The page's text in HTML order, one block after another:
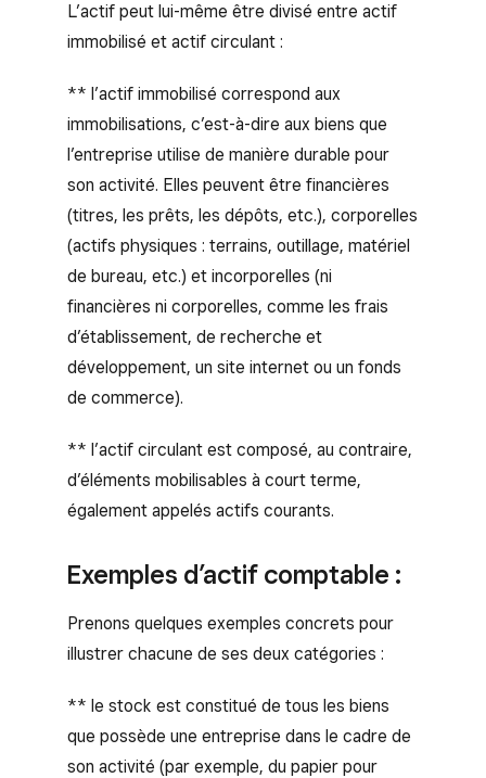
L’actif peut lui-même être divisé entre actif
immobilisé et actif circulant :
** l’actif immobilisé correspond aux
immobilisations, c’est-à-dire aux biens que
l’entreprise utilise de manière durable pour
son activité. Elles peuvent être financières
(titres, les prêts, les dépôts, etc.), corporelles
(actifs physiques : terrains, outillage, matériel
de bureau, etc.) et incorporelles (ni
financières ni corporelles, comme les frais
d’établissement, de recherche et
développement, un site internet ou un fonds
de commerce).
** l’actif circulant est composé, au contraire,
d’éléments mobilisables à court terme,
également appelés actifs courants.
Exemples d’actif comptable :
Prenons quelques exemples concrets pour
illustrer chacune de ses deux catégories :
** le stock est constitué de tous les biens
que possède une entreprise dans le cadre de
son activité (par exemple, du papier pour